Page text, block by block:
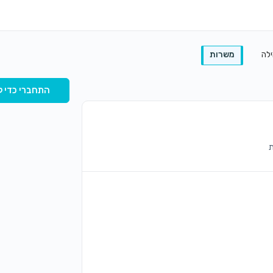
משרות
התחברי כדי